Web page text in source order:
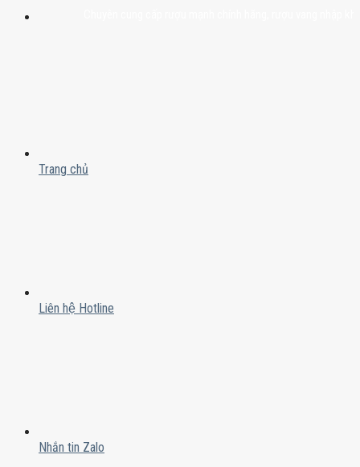
Trang chủ
Liên hệ Hotline
Nhắn tin Zalo